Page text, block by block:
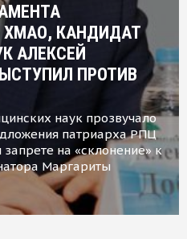
ХМАО, КАНДИДАТ
АЛЕКСЕЙ
ПРОТИВ
наук прозвучало
патриарха РПЦ
на «склонение» к
Маргариты